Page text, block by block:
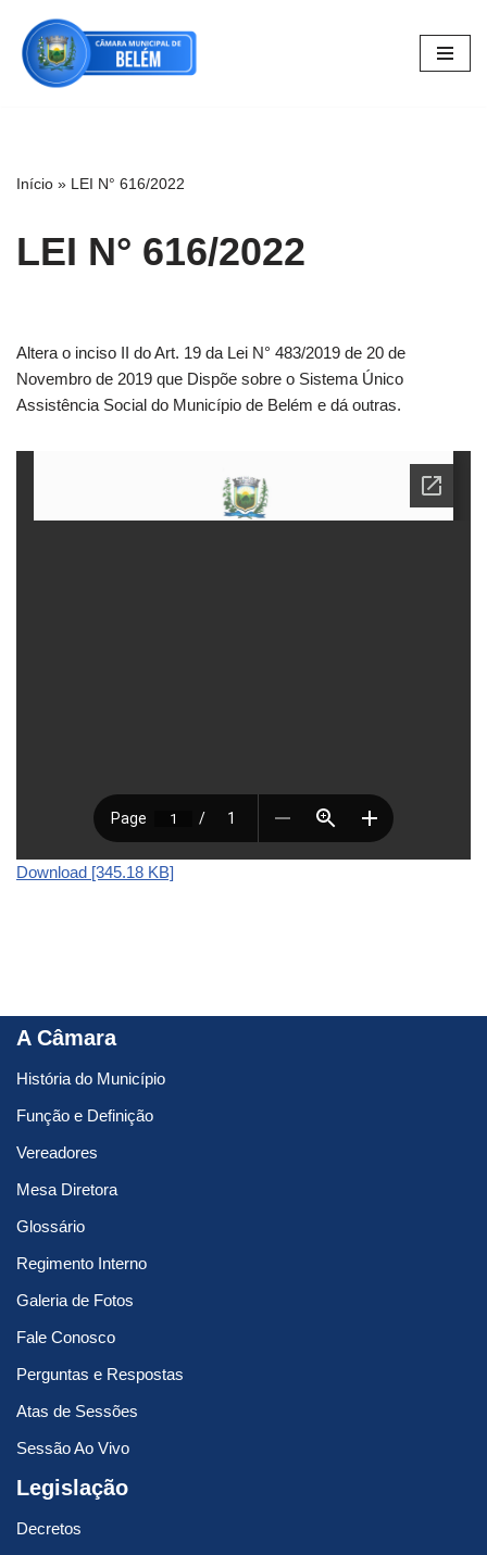
Pular
para
Início » LEI N° 616/2022
LEI N° 616/2022
Altera o inciso II do Art. 19 da Lei N° 483/2019 de 20 de
Novembro de 2019 que Dispõe sobre o Sistema Único
Assistência Social do Município de Belém e dá outras.
Download [345.18 KB]
A Câmara
História do Município
Função e Definição
Vereadores
Mesa Diretora
Glossário
Regimento Interno
Galeria de Fotos
Fale Conosco
Perguntas e Respostas
Atas de Sessões
Sessão Ao Vivo
Legislação
Decretos